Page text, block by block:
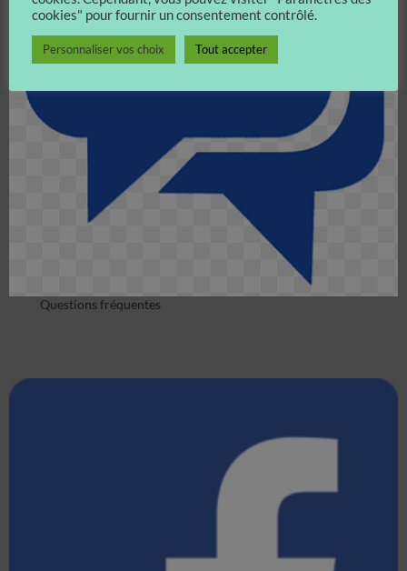
Questions fréquentes
cookies" pour fournir un consentement contrôlé.
Personnaliser vos choix Tout accepter